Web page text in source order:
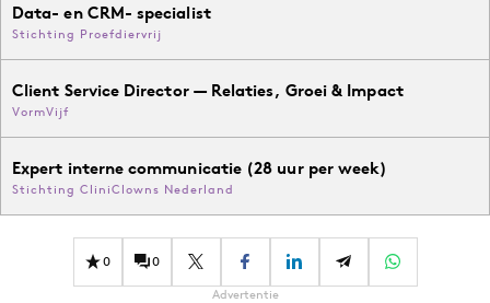
Data- en CRM- specialist
Stichting Proefdiervrij
Client Service Director — Relaties, Groei & Impact
VormVijf
Expert interne communicatie (28 uur per week)
Stichting CliniClowns Nederland
0 0
Advertentie